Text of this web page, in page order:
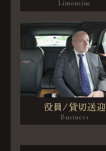
役員/貸切送迎